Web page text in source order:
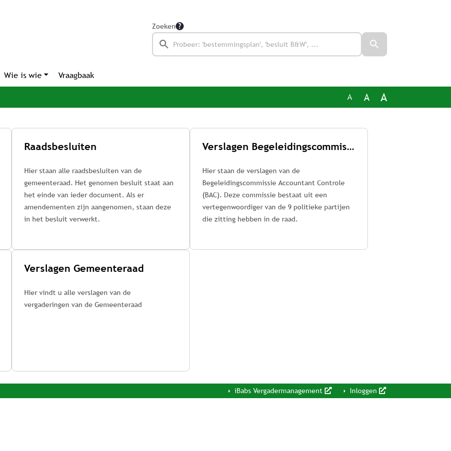
Zoeken
Wie is wie Vraagbaak
A A A
Raadsbesluiten
Hier staan alle raadsbesluiten van de
gemeenteraad. Het genomen besluit staat aan
het einde van ieder document. Als er
amendementen zijn aangenomen, staan deze
in het besluit verwerkt.
Verslagen Begeleidingscommissie Accountant Controle (BAC)
Hier staan de verslagen van de
Begeleidingscommissie Accountant Controle
(BAC). Deze commissie bestaat uit een
vertegenwoordiger van de 9 politieke partijen
die zitting hebben in de raad.
Verslagen Gemeenteraad
Hier vindt u alle verslagen van de
vergaderingen van de Gemeenteraad
iBabs Vergadermanagement Inloggen